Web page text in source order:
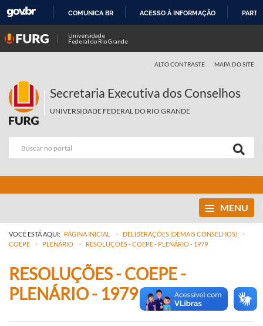
COMUNICA BR ACESSO À INFORMAÇÃO
Universidade
Federal do Rio Grande
ALTO CONTRASTE MAPA DO SITE
Secretaria Executiva dos Conselhos
UNIVERSIDADE FEDERAL DO RIO GRANDE
MENU
VOCÊ ESTÁ AQUI: PÁGINA INICIAL > DELIBERAÇÕES (DEMAIS CONSELHOS) >
COEPE > PLENÁRIO > RESOLUÇÕES - COEPE - PLENÁRIO - 1979
RESOLUÇÕES - COEPE -
PLENÁRIO - 1979